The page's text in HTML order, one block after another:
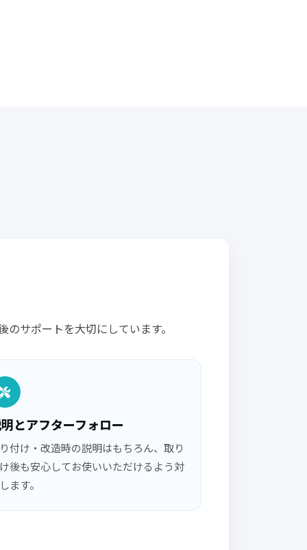
サポートを大切にしています。
とアフターフォロー
付け・改造時の説明はもちろん、取り
後も安心してお使いいただけるよう対
ます。